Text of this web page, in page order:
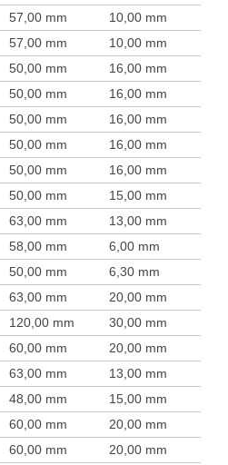
57,00 mm 10,00 mm
57,00 mm 10,00 mm
50,00 mm 16,00 mm
50,00 mm 16,00 mm
50,00 mm 16,00 mm
50,00 mm 16,00 mm
50,00 mm 16,00 mm
50,00 mm 15,00 mm
63,00 mm 13,00 mm
58,00 mm 6,00 mm
50,00 mm 6,30 mm
63,00 mm 20,00 mm
120,00 mm 30,00 mm
60,00 mm 20,00 mm
63,00 mm 13,00 mm
48,00 mm 15,00 mm
60,00 mm 20,00 mm
60,00 mm 20,00 mm